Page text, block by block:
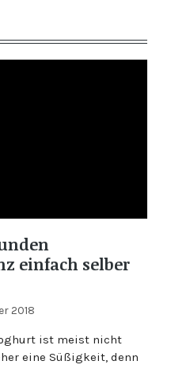
einfach selber
2018
ist meist nicht
eine Süßigkeit, denn